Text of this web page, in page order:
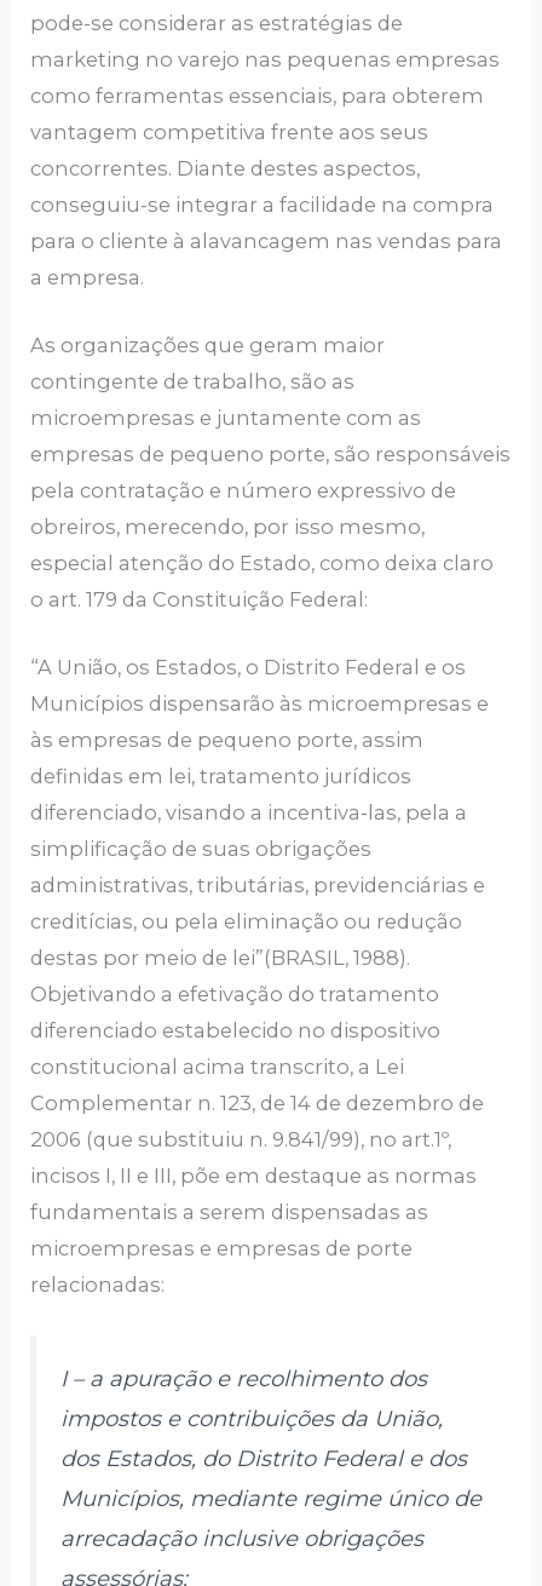
pode-se considerar as estratégias de
marketing no varejo nas pequenas empresas
como ferramentas essenciais, para obterem
vantagem competitiva frente aos seus
concorrentes. Diante destes aspectos,
conseguiu-se integrar a facilidade na compra
para o cliente à alavancagem nas vendas para
a empresa.
As organizações que geram maior
contingente de trabalho, são as
microempresas e juntamente com as
empresas de pequeno porte, são responsáveis
pela contratação e número expressivo de
obreiros, merecendo, por isso mesmo,
especial atenção do Estado, como deixa claro
o art. 179 da Constituição Federal:
“A União, os Estados, o Distrito Federal e os
Municípios dispensarão às microempresas e
às empresas de pequeno porte, assim
definidas em lei, tratamento jurídicos
diferenciado, visando a incentiva-las, pela a
simplificação de suas obrigações
administrativas, tributárias, previdenciárias e
creditícias, ou pela eliminação ou redução
destas por meio de lei”(BRASIL, 1988).
Objetivando a efetivação do tratamento
diferenciado estabelecido no dispositivo
constitucional acima transcrito, a Lei
Complementar n. 123, de 14 de dezembro de
2006 (que substituiu n. 9.841/99), no art.1º,
incisos I, II e III, põe em destaque as normas
fundamentais a serem dispensadas as
microempresas e empresas de porte
relacionadas:
I – a apuração e recolhimento dos
impostos e contribuições da União,
dos Estados, do Distrito Federal e dos
Municípios, mediante regime único de
arrecadação inclusive obrigações
assessórias;